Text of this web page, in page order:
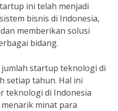
ini telah menjadi
bisnis di Indonesia,
memberikan solusi
bidang.
startup teknologi di
setiap tahun. Hal ini
teknologi di Indonesia
minat para